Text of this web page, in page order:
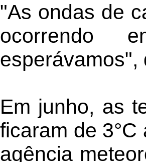
"As ondas de
ocorrendo
esperávamos",
Em junho, as
ficaram de
agência